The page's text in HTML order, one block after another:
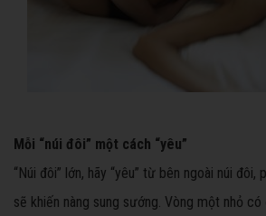
Mỗi “núi đôi” một cách “yêu”
“Núi đôi” lớn, hãy “yêu” từ bên ngoài núi đôi,
sẽ khiến nàng sung sướng. Vòng một nhỏ